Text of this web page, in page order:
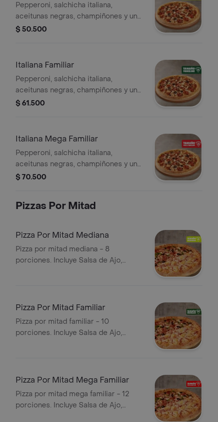
Pepperoni, salchicha italiana,
aceitunas negras, champiñones y un
toque de orégano. - 8 porciones.
$ 50.500
Italiana Familiar
Pepperoni, salchicha italiana,
aceitunas negras, champiñones y un
toque de orégano. - 10 porciones.
$ 61.500
Italiana Mega Familiar
Pepperoni, salchicha italiana,
aceitunas negras, champiñones y un
toque de orégano. - 12 porciones.
$ 70.500
Pizzas Por Mitad
Pizza Por Mitad Mediana
Pizza por mitad mediana - 8
porciones. Incluye Salsa de Ajo,
Pizza Por Mitad Familiar
Pizza por mitad familiar - 10
porciones. Incluye Salsa de Ajo,
Pizza Por Mitad Mega Familiar
Pizza por mitad mega familiar - 12
porciones. Incluye Salsa de Ajo,